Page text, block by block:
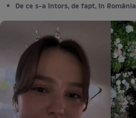
De ce s-a întors, de fapt, în România